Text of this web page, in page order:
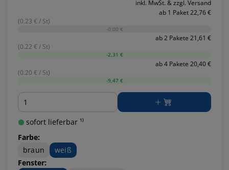
inkl. MwSt. & zzgl. Versand
ab 1 Paket 22,76 €
(0.23 € / St)
-0,00 €
ab 2 Pakete 21,61 €
(0.22 € / St)
-2,31 €
ab 4 Pakete 20,40 €
(0.20 € / St)
-9,47 €
Menge
sofort lieferbar ¹⁾
Farbe:
braun
weiß
Fenster: